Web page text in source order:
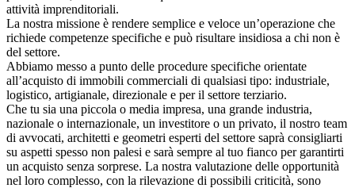
attività imprenditoriali.
La nostra missione è rendere semplice e veloce un’operazione che
richiede competenze specifiche e può risultare insidiosa a chi non è
del settore.
Abbiamo messo a punto delle procedure specifiche orientate
all’acquisto di immobili commerciali di qualsiasi tipo: industriale,
logistico, artigianale, direzionale e per il settore terziario.
Che tu sia una piccola o media impresa, una grande industria,
nazionale o internazionale, un investitore o un privato, il nostro team
di avvocati, architetti e geometri esperti del settore saprà consigliarti
su aspetti spesso non palesi e sarà sempre al tuo fianco per garantirti
un acquisto senza sorprese. La nostra valutazione delle opportunità
nel loro complesso, con la rilevazione di possibili criticità, sono